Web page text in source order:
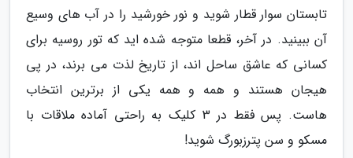
تابستان سوار قطار شوید و نور خورشید را در آب های وسیع
آن ببینید. در آخر، قطعا متوجه شده اید که تور روسیه برای
کسانی که عاشق ساحل اند، از تاریخ لذت می برند، در پی
هیجان هستند و همه و همه یکی از برترین انتخاب
هاست. پس فقط در 3 کلیک به راحتی آماده ملاقات با
مسکو و سن پترزبورگ شوید!